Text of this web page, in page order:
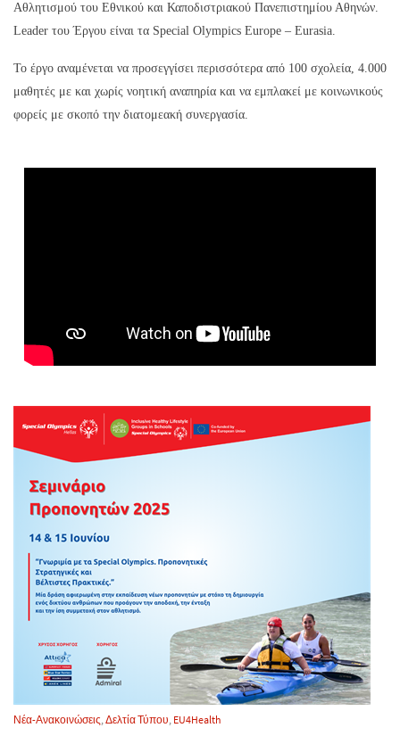
Αθλητισμού του Εθνικού και Καποδιστριακού Πανεπιστημίου Αθηνών.
Leader του Έργου είναι τα Special Olympics Europe – Eurasia.
Το έργο αναμένεται να προσεγγίσει περισσότερα από 100 σχολεία, 4.000
μαθητές με και χωρίς νοητική αναπηρία και να εμπλακεί με κοινωνικούς
φορείς με σκοπό την διατομεακή συνεργασία.
Νέα-Ανακοινώσεις Δελτία Τύπου EU4Health